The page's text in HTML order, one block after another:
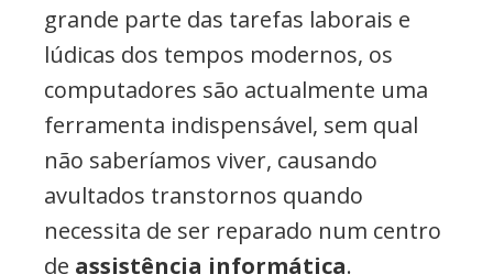
grande parte das tarefas laborais e
lúdicas dos tempos modernos, os
computadores são actualmente uma
ferramenta indispensável, sem qual
não saberíamos viver, causando
avultados transtornos quando
necessita de ser reparado num centro
de assistência informática.